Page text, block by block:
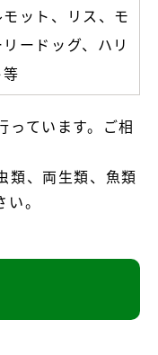
ット、リス、モ
ードッグ、ハリ
等
っています。ご相
類、両生類、魚類
。